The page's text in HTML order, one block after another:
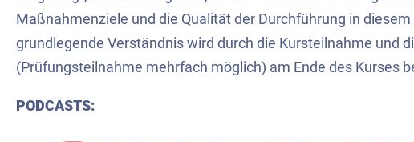
Maßnahmenziele und die Qualität der Durchführung in
grundlegende Verständnis wird durch die Kursteilnahme und
(Prüfungsteilnahme mehrfach möglich) am Ende des Kurses
PODCASTS: